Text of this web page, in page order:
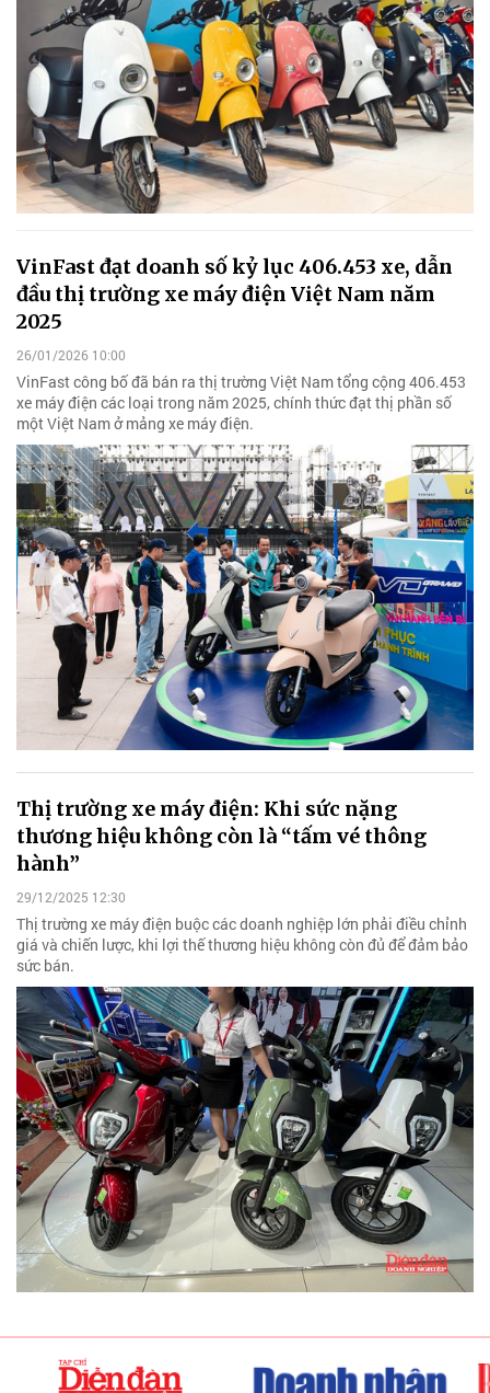
VinFast đạt doanh số kỷ lục 406.453 xe, dẫn
đầu thị trường xe máy điện Việt Nam năm
2025
26/01/2026 10:00
VinFast công bố đã bán ra thị trường Việt Nam tổng cộng 406.453
xe máy điện các loại trong năm 2025, chính thức đạt thị phần số
một Việt Nam ở mảng xe máy điện.
Thị trường xe máy điện: Khi sức nặng
thương hiệu không còn là “tấm vé thông
hành”
29/12/2025 12:30
Thị trường xe máy điện buộc các doanh nghiệp lớn phải điều chỉnh
giá và chiến lược, khi lợi thế thương hiệu không còn đủ để đảm bảo
sức bán.